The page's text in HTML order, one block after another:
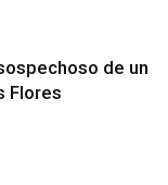
de un
Flores